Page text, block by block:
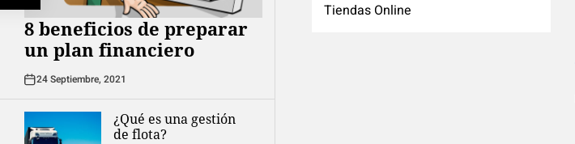
8 beneficios de preparar
un plan financiero
24 Septiembre, 2021
¿Qué es una gestión
de flota?
Tiendas Online